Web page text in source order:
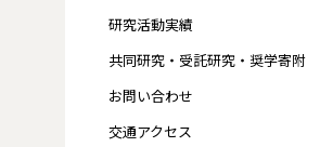
研究活動実績
共同研究・受託研究・奨学寄附
お問い合わせ
交通アクセス